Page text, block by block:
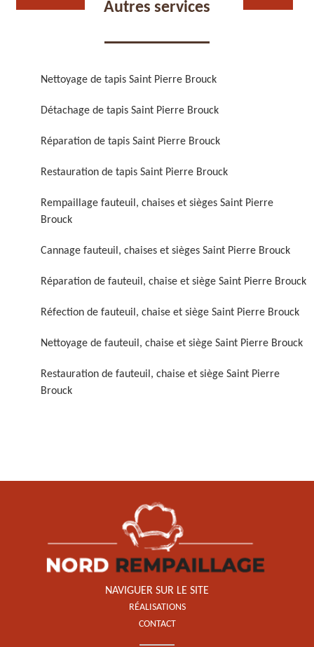
chaise et siège 59
chaise et siège 59
chaise et siège 59
chaise et siège 59
chaise et siège 59
Autres services
Nettoyage de tapis Saint Pierre Brouck
Détachage de tapis Saint Pierre Brouck
Réparation de tapis Saint Pierre Brouck
Restauration de tapis Saint Pierre Brouck
Rempaillage fauteuil, chaises et sièges Saint Pierre
Brouck
Cannage fauteuil, chaises et sièges Saint Pierre Brouck
Réparation de fauteuil, chaise et siège Saint Pierre Brouck
Réfection de fauteuil, chaise et siège Saint Pierre Brouck
Nettoyage de fauteuil, chaise et siège Saint Pierre Brouck
Restauration de fauteuil, chaise et siège Saint Pierre
Brouck
NAVIGUER SUR LE SITE
RÉALISATIONS
CONTACT